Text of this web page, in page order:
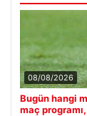
08/08/2026
Bugün hangi
maç